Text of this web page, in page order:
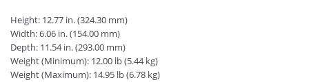
Height: 12.77 in. (324.30 mm)
Width: 6.06 in. (154.00 mm)
Depth: 11.54 in. (293.00 mm)
Weight (Minimum): 12.00 lb (5.44 kg)
Weight (Maximum): 14.95 lb (6.78 kg)